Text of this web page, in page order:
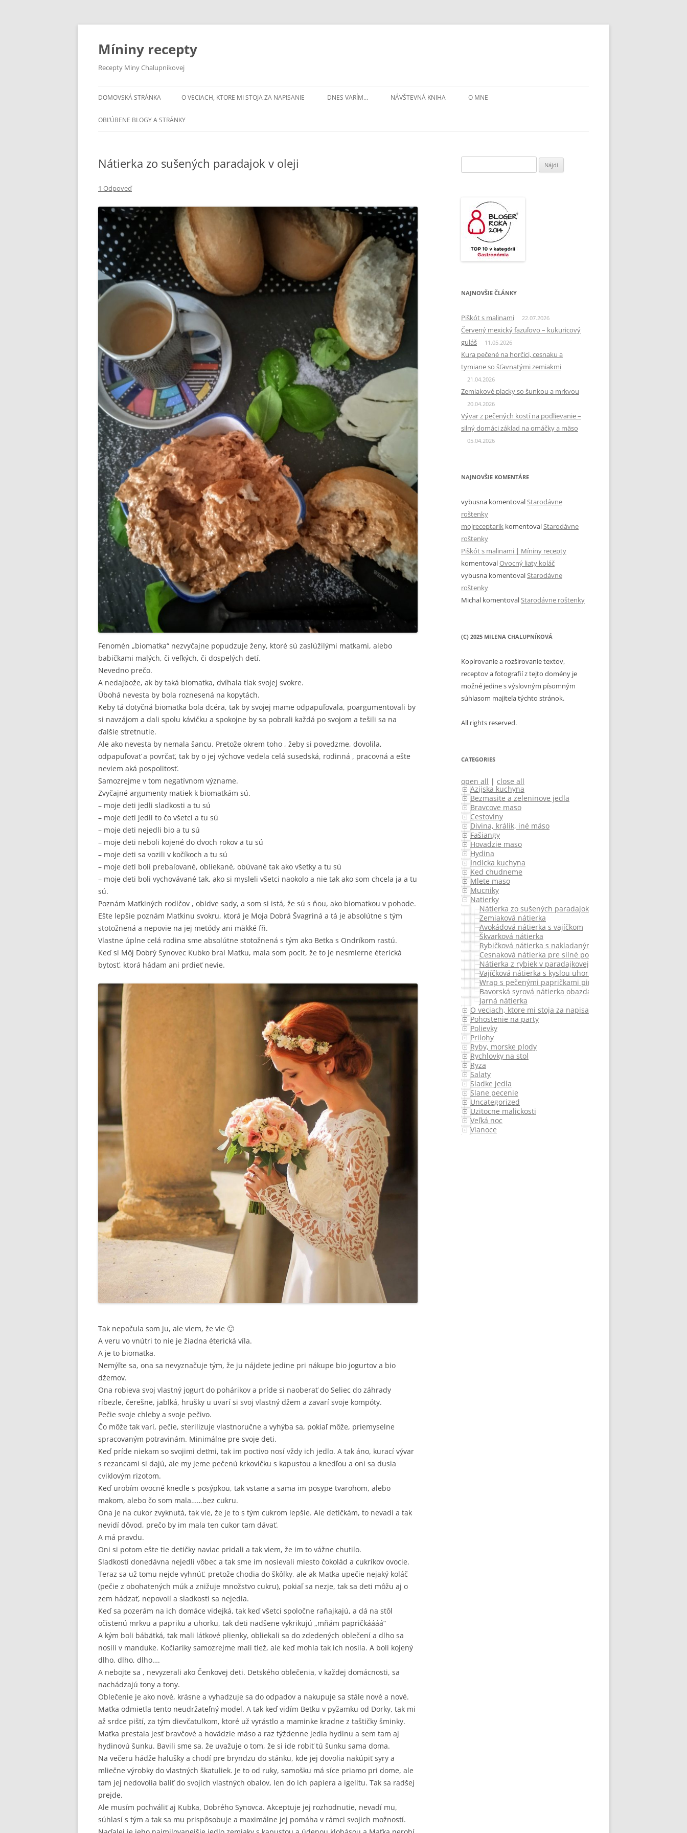
Preskočiť
obsah
Míniny recepty
Recepty Miny Chalupnikovej
DOMOVSKÁ STRÁNKA O VECIACH, KTORE MI STOJA ZA NAPISANIE DNES VARÍM… NÁVŠTEVNÁ KNIHA O MNE
OBĽÚBENE BLOGY A STRÁNKY
Nátierka zo sušených paradajok v oleji
1 Odpoveď
Fenomén „biomatka“ nezvyčajne popudzuje ženy, ktoré sú zaslúžilými matkami, alebo
babičkami malých, či veľkých, či dospelých detí.
Nevedno prečo.
A nedajbože, ak by taká biomatka, dvíhala tlak svojej svokre.
Úbohá nevesta by bola roznesená na kopytách.
Keby tá dotyčná biomatka bola dcéra, tak by svojej mame odpapuľovala, poargumentovali by
si navzájom a dali spolu kávičku a spokojne by sa pobrali každá po svojom a tešili sa na
ďalšie stretnutie.
Ale ako nevesta by nemala šancu. Pretože okrem toho , žeby si povedzme, dovolila,
odpapuľovať a povrčať, tak by o jej výchove vedela celá susedská, rodinná , pracovná a ešte
neviem aká pospolitosť.
Samozrejme v tom negatívnom význame.
Zvyčajné argumenty matiek k biomatkám sú.
– moje deti jedli sladkosti a tu sú
– moje deti jedli to čo všetci a tu sú
– moje deti nejedli bio a tu sú
– moje deti neboli kojené do dvoch rokov a tu sú
– moje deti sa vozili v kočíkoch a tu sú
– moje deti boli prebaľované, obliekané, obúvané tak ako všetky a tu sú
– moje deti boli vychovávané tak, ako si mysleli všetci naokolo a nie tak ako som chcela ja a tu
sú.
Poznám Maťkiných rodičov , obidve sady, a som si istá, že sú s ňou, ako biomatkou v pohode.
Ešte lepšie poznám Maťkinu svokru, ktorá je Moja Dobrá Švagriná a tá je absolútne s tým
stotožnená a nepovie na jej metódy ani mäkké fň.
Vlastne úplne celá rodina sme absolútne stotožnená s tým ako Betka s Ondríkom rastú.
Keď si Môj Dobrý Synovec Kubko bral Maťku, mala som pocit, že to je nesmierne éterická
bytosť, ktorá hádam ani prdieť nevie.
Tak nepočula som ju, ale viem, že vie 🙂
A veru vo vnútri to nie je žiadna éterická víla.
A je to biomatka.
Nemýľte sa, ona sa nevyznačuje tým, že ju nájdete jedine pri nákupe bio jogurtov a bio
džemov.
Ona robieva svoj vlastný jogurt do pohárikov a príde si naoberať do Seliec do záhrady
ríbezle, čerešne, jablká, hrušky u uvarí si svoj vlastný džem a zavarí svoje kompóty.
Pečie svoje chleby a svoje pečivo.
Čo môže tak varí, pečie, sterilizuje vlastnoručne a vyhýba sa, pokiaľ môže, priemyselne
spracovaným potravinám. Minimálne pre svoje deti.
Keď príde niekam so svojimi deťmi, tak im poctivo nosí vždy ich jedlo. A tak áno, kurací vývar
s rezancami si dajú, ale my jeme pečenú krkovičku s kapustou a knedľou a oni sa dusia
cviklovým rizotom.
Keď urobím ovocné knedle s posýpkou, tak vstane a sama im posype tvarohom, alebo
makom, alebo čo som mala……bez cukru.
Ona je na cukor zvyknutá, tak vie, že je to s tým cukrom lepšie. Ale detičkám, to nevadí a tak
nevidí dôvod, prečo by im mala ten cukor tam dávať.
A má pravdu.
Oni si potom ešte tie detičky naviac pridali a tak viem, že im to vážne chutilo.
Sladkosti donedávna nejedli vôbec a tak sme im nosievali miesto čokolád a cukríkov ovocie.
Teraz sa už tomu nejde vyhnúť, pretože chodia do škôlky, ale ak Maťka upečie nejaký koláč
(pečie z obohatených múk a znižuje množstvo cukru), pokiaľ sa nezje, tak sa deti môžu aj o
zem hádzať, nepovolí a sladkosti sa nejedia.
Keď sa pozerám na ich domáce videjká, tak keď všetci spoločne raňajkajú, a dá na stôl
očistenú mrkvu a papriku a uhorku, tak deti nadšene vykrikujú „mňám papričkáááá“
A kým boli bábätká, tak mali látkové plienky, obliekali sa do zdedených oblečení a dlho sa
nosili v manduke. Kočiariky samozrejme mali tiež, ale keď mohla tak ich nosila. A boli kojený
dlho, dlho, dlho….
A nebojte sa , nevyzerali ako Čenkovej deti. Detského oblečenia, v každej domácnosti, sa
nachádzajú tony a tony.
Oblečenie je ako nové, krásne a vyhadzuje sa do odpadov a nakupuje sa stále nové a nové.
Maťka odmietla tento neudržateľný model. A tak keď vidím Betku v pyžamku od Dorky, tak mi
až srdce piští, za tým dievčatulkom, ktoré už vyrástlo a maminke kradne z taštičky šminky.
Maťka prestala jesť bravčové a hovädzie mäso a raz týždenne jedia hydinu a sem tam aj
hydinovú šunku. Bavili sme sa, že uvažuje o tom, že si ide robiť tú šunku sama doma.
Na večeru hádže halušky a chodí pre bryndzu do stánku, kde jej dovolia nakúpiť syry a
mliečne výrobky do vlastných škatuliek. Je to od ruky, samošku má síce priamo pri dome, ale
tam jej nedovolia baliť do svojich vlastných obalov, len do ich papiera a igelitu. Tak sa radšej
prejde.
Ale musím pochváliť aj Kubka, Dobrého Synovca. Akceptuje jej rozhodnutie, nevadí mu,
súhlasí s tým a tak sa mu prispôsobuje a maximálne jej pomáha v rámci svojich možností.
NAJNOVŠIE ČLÁNKY
Piškót s malinami 22.07.2026
Červený mexický fazuľovo – kukuricový
guláš
11.05.2026
Kura pečené na horčici, cesnaku a
tymiane so šťavnatými zemiakmi
21.04.2026
Zemiakové placky so šunkou a mrkvou
20.04.2026
Vývar z pečených kostí na podlievanie –
silný domáci základ na omáčky a mäso
05.04.2026
NAJNOVŠIE KOMENTÁRE
vybusna komentovalStarodávne
roštenky
mojreceptarik komentovalStarodávne
roštenky
Piškót s malinami | Míniny recepty
komentovalOvocný liaty koláč
vybusna komentovalStarodávne
roštenky
Michal komentovalStarodávne roštenky
(C) 2025 MILENA CHALUPNÍKOVÁ
Kopírovanie a rozširovanie textov,
receptov a fotografií z tejto domény je
možné jedine s výslovným písomným
súhlasom majiteľa týchto stránok.
All rights reserved.
CATEGORIES
open all | close all
Azijska kuchyna
Bezmasite a zeleninove jedla
Bravcove maso
Cestoviny
Divina, králik, iné mäso
Fašiangy
Hovadzie maso
Hydina
Indicka kuchyna
Ked chudneme
Mlete maso
Mucniky
Natierky
Nátierka zo sušených paradajok v oleji
Zemiaková nátierka
Avokádová nátierka s vajíčkom
Škvarková nátierka
Rybičková nátierka s nakladaným zeleným korením
Cesnaková nátierka pre silné povahy
Nátierka z rybiek v paradajkovej omáčke.
Vajíčková nátierka s kyslou uhorkou
Wrap s pečenými papričkami pimientos de padron
Bavorská syrová nátierka obazda (obatza)
Jarná nátierka
O veciach, ktore mi stoja za napisanie
Pohostenie na party
Polievky
Prilohy
Ryby, morske plody
Rychlovky na stol
Ryza
Salaty
Sladke jedla
Slane pecenie
Uncategorized
Uzitocne malickosti
Veľká noc
Vianoce